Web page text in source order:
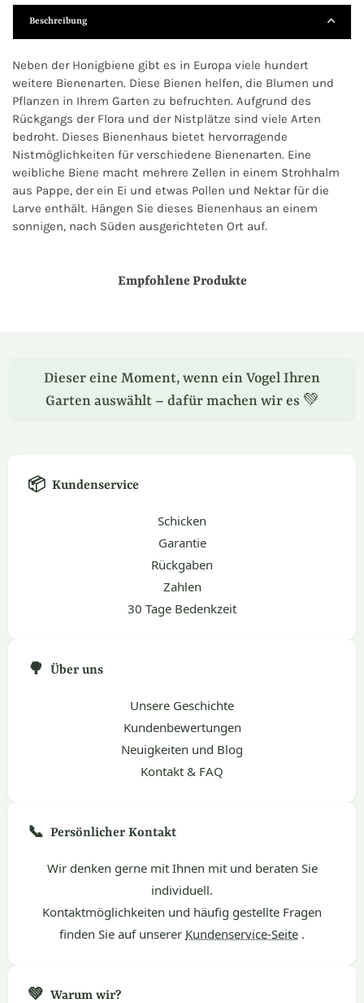
Beschreibung
Neben der Honigbiene gibt es in Europa viele hundert
weitere Bienenarten. Diese Bienen helfen, die Blumen und
Pflanzen in Ihrem Garten zu befruchten. Aufgrund des
Rückgangs der Flora und der Nistplätze sind viele Arten
bedroht. Dieses Bienenhaus bietet hervorragende
Nistmöglichkeiten für verschiedene Bienenarten. Eine
weibliche Biene macht mehrere Zellen in einem Strohhalm
aus Pappe, der ein Ei und etwas Pollen und Nektar für die
Larve enthält. Hängen Sie dieses Bienenhaus an einem
sonnigen, nach Süden ausgerichteten Ort auf.
Empfohlene Produkte
Dieser eine Moment, wenn ein Vogel Ihren
Garten auswählt – dafür machen wir es 💚
📦 Kundenservice
Schicken
Garantie
Rückgaben
Zahlen
30 Tage Bedenkzeit
🌳 Über uns
Unsere Geschichte
Kundenbewertungen
Neuigkeiten und Blog
Kontakt & FAQ
📞 Persönlicher Kontakt
Wir denken gerne mit Ihnen mit und beraten Sie
individuell.
Kontaktmöglichkeiten und häufig gestellte Fragen
finden Sie auf unserer Kundenservice-Seite .
💚 Warum wir?